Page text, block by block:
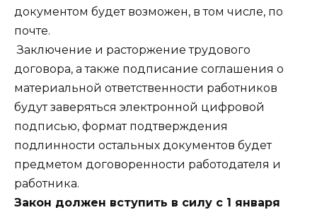
документом будет возможен, в том числе, по
почте.
Заключение и расторжение трудового
договора, а также подписание соглашения о
материальной ответственности работников
будут заверяться электронной цифровой
подписью, формат подтверждения
подлинности остальных документов будет
предметом договоренности работодателя и
работника.
Закон должен вступить в силу с 1 января